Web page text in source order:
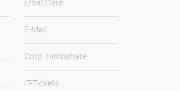
Ersatzteile
E-Mail
Corp. Himoshare
IT-Tickets